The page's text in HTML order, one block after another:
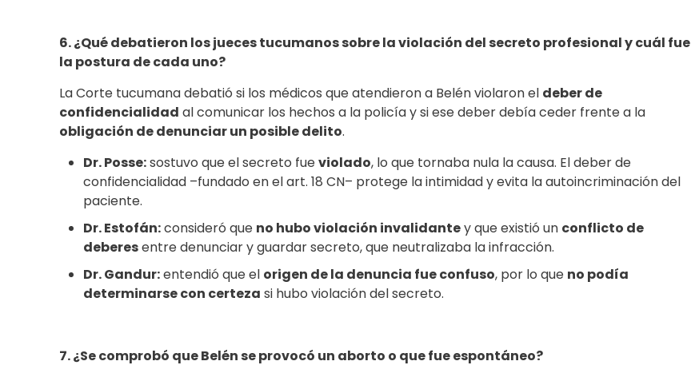
6. ¿Qué debatieron los jueces tucumanos sobre la violación del secreto profesional y cuál fue
la postura de cada uno?
La Corte tucumana debatió si los médicos que atendieron a Belén violaron el deber de
confidencialidad al comunicar los hechos a la policía y si ese deber debía ceder frente a la
obligación de denunciar un posible delito.
Dr. Posse:sostuvo que el secreto fueviolado, lo que tornaba nula la causa. El deber de
confidencialidad –fundado en el art. 18 CN– protege la intimidad y evita la autoincriminación del
paciente.
Dr. Estofán:consideró que no hubo violación invalidantey que existió un conflicto de
deberesentre denunciar y guardar secreto, que neutralizaba la infracción.
Dr. Gandur:entendió que el origen de la denuncia fue confuso, por lo que no podía
determinarse con certeza si hubo violación del secreto.
7. ¿Se comprobó que Belén se provocó un aborto o que fue espontáneo?